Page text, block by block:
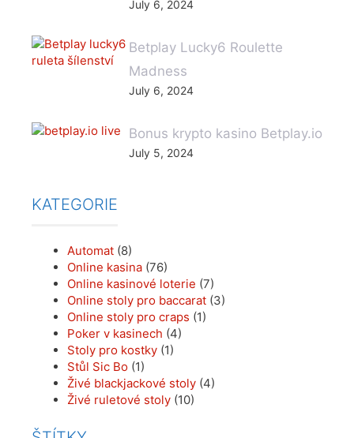
July 6, 2024
Betplay Lucky6 Roulette
Madness
July 6, 2024
Bonus krypto kasino Betplay.io
July 5, 2024
KATEGORIE
Automat (8)
Online kasina (76)
Online kasinové loterie (7)
Online stoly pro baccarat (3)
Online stoly pro craps (1)
Poker v kasinech (4)
Stoly pro kostky (1)
Stůl Sic Bo (1)
Živé blackjackové stoly (4)
Živé ruletové stoly (10)